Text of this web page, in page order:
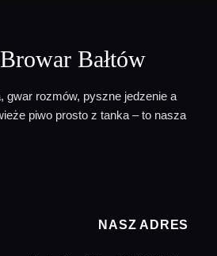
Bałtów
gwar rozmów, pyszne jedzenie a
piwo prosto z tanka – to nasza
NASZ ADRES